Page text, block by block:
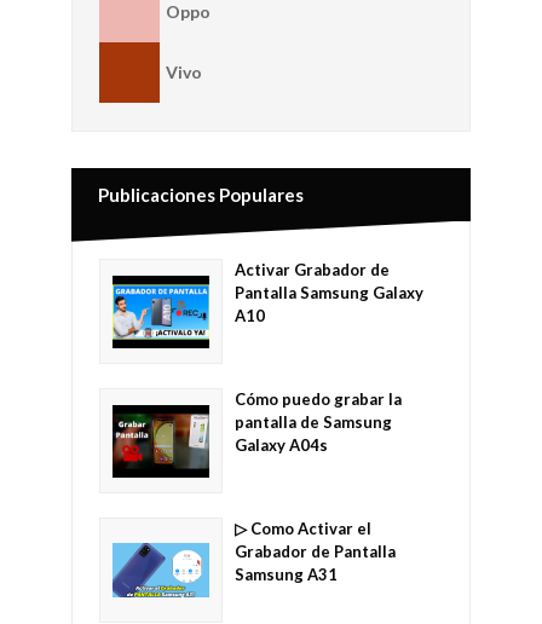
Oppo
Vivo
Publicaciones Populares
Activar Grabador de
Pantalla Samsung Galaxy
A10
Cómo puedo grabar la
pantalla de Samsung
Galaxy A04s
▷ Como Activar el
Grabador de Pantalla
Samsung A31